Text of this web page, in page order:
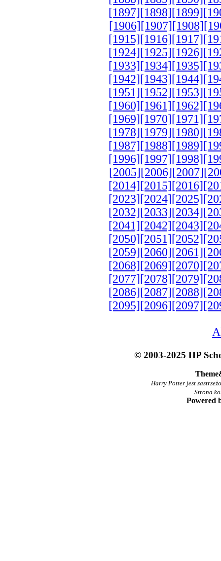
[1897][1898][1899]
[1906][1907][1908]
[1915][1916][1917]
[1924][1925][1926]
[1933][1934][1935]
[1942][1943][1944]
[1951][1952][1953]
[1960][1961][1962]
[1969][1970][1971]
[1978][1979][1980]
[1987][1988][1989]
[1996][1997][1998]
[2005][2006][2007]
[2014][2015][2016]
[2023][2024][2025]
[2032][2033][2034]
[2041][2042][2043]
[2050][2051][2052]
[2059][2060][2061]
[2068][2069][2070]
[2077][2078][2079]
[2086][2087][2088]
[2095][2096][2097]
© 2003-2025 HP
Harry Potter jest
Strona
Powered